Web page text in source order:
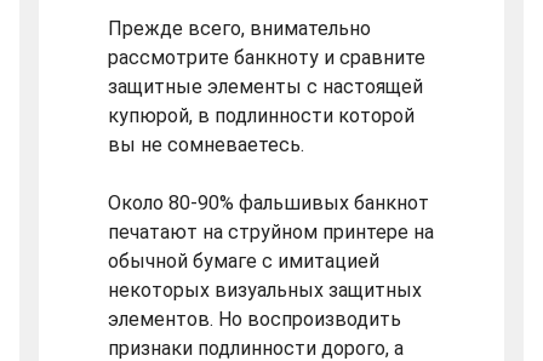
Прежде всего, внимательно
рассмотрите банкноту и сравните
защитные элементы с настоящей
купюрой, в подлинности которой
вы не сомневаетесь.
Около 80-90% фальшивых банкнот
печатают на струйном принтере на
обычной бумаге с имитацией
некоторых визуальных защитных
элементов. Но воспроизводить
признаки подлинности дорого, а